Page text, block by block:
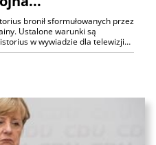
bronił sformułowanych przez
Ustalone warunki są
w wywiadzie dla telewizji…